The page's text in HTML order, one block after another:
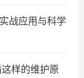
战应用与科学
样的维护原